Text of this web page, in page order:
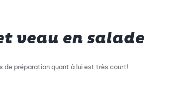
veau en salade
de préparation quant à lui est très court!